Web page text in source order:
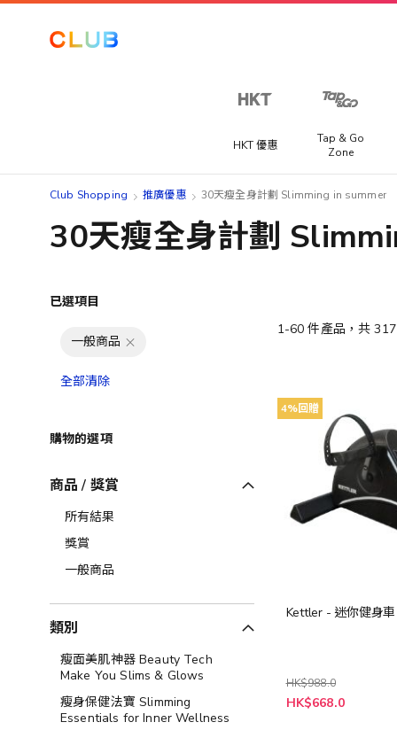
HKT 優惠
Tap & Go
Zone
Club Shopping 推廣優惠 30天瘦全身計劃 Slimming in summer
30天瘦全身計劃
1-60 件產品，共317
4%回贈
Kettler - 迷你健身車
HK$988.0
特
殊
HK$668.0
已選項目
一般商品
全部清除
購物的選項
商品 / 獎賞
所有結果
獎賞
一般商品
類別
瘦面美肌神器 Beauty Tech
Make You Slims & Glows
瘦身保健法寶 Slimming
Essentials for Inner Wellness